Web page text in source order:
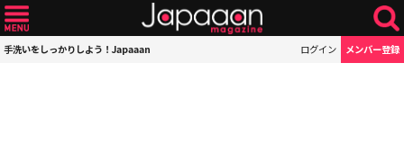
手洗いをしっかりしよう！Japaaan ログイン メンバー登録